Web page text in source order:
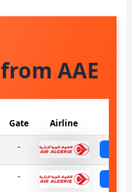
AAE
Gate Airline
-
-